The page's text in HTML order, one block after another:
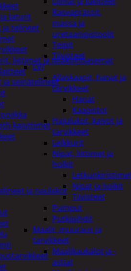
Rasvaprässit,
massa ja
uretaanipistoolit
Teipit
Tiivisteet
LVI
Allaskaapit, hanat ja
tarvikkeet
Hanat
Kaapistot
Hajulukot, kaivot ja
tarvikkeet
Leikkurit
Nipat, liittimet ja
holkit
Nipat ja holkit
Tiivisteet
Pumput
Putkipihdit
Maalit, muuraus ja
tarvikkeet
Maalikaukalot ja -
astiat
laturit
ja telineet
liittimet ja telakointiasemat
ja seinätelineet
kaiuttimet
ja naulakot